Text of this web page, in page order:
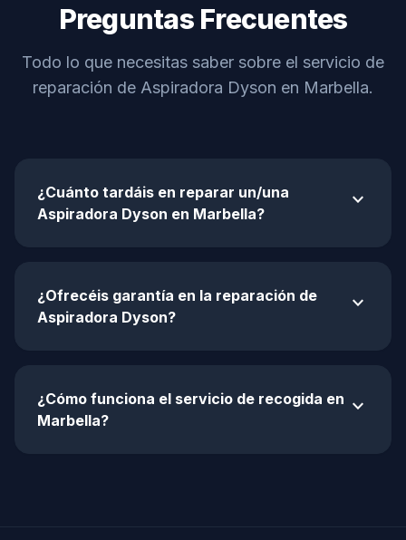
Preguntas Frecuentes
Todo lo que necesitas saber sobre el servicio de
reparación de Aspiradora Dyson en Marbella.
¿Cuánto tardáis en reparar un/una
Aspiradora Dyson en Marbella?
expand_more
¿Ofrecéis garantía en la reparación de
Aspiradora Dyson?
expand_more
¿Cómo funciona el servicio de recogida en
Marbella?
expand_more